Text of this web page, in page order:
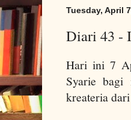
Tuesday, April
Diari 43 -
Hari ini 7
Syarie bagi
kreateria